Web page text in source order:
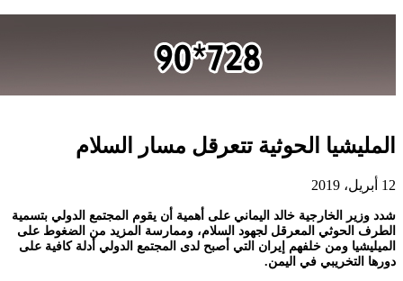
المليشيا الحوثية تتعرقل مسار السلام
12 أبريل، 2019
شدد وزير الخارجية خالد اليماني على أهمية أن يقوم المجتمع الدولي بتسمية
الطرف الحوثي المعرقل لجهود السلام، وممارسة المزيد من الضغوط على
الميليشيا ومن خلفهم إيران التي أصبح لدى المجتمع الدولي أدلة كافية على
دورها التخريبي في اليمن.